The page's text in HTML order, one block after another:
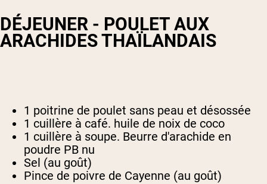
DÉJEUNER - POULET AUX
ARACHIDES THAÏLANDAIS
1 poitrine de poulet sans peau et désossée
1 cuillère à café. huile de noix de coco
1 cuillère à soupe. Beurre d'arachide en
poudre PB nu
Sel (au goût)
Pince de poivre de Cayenne (au goût)